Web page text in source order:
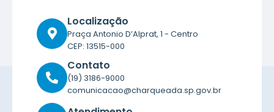
Localização
Praça Antonio D’Alprat, 1 - Centro
CEP: 13515-000
Contato
(19) 3186-9000
comunicacao@charqueada.sp.gov.br